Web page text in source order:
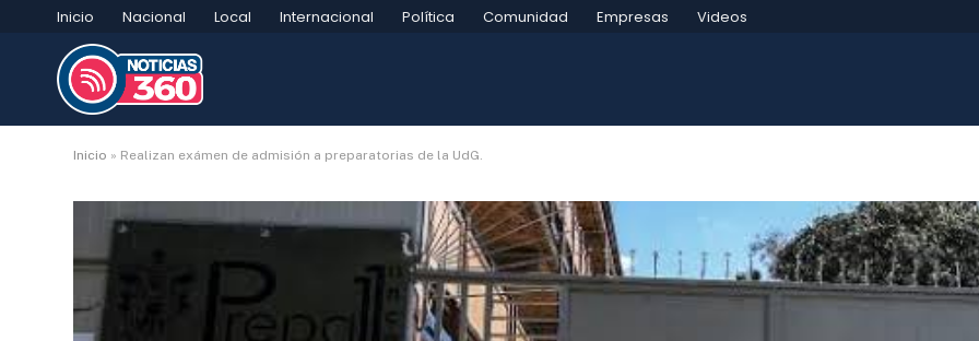
Inicio Nacional Local Internacional Política Comunidad Empresas Videos
Inicio » Realizan exámen de admisión a preparatorias de la UdG.